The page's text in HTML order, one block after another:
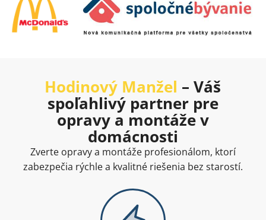
Hodinový Manžel – Váš
spoľahlivý partner pre
opravy a montáže v
domácnosti
Zverte opravy a montáže profesionálom, ktorí
zabezpečia rýchle a kvalitné riešenia bez starostí.